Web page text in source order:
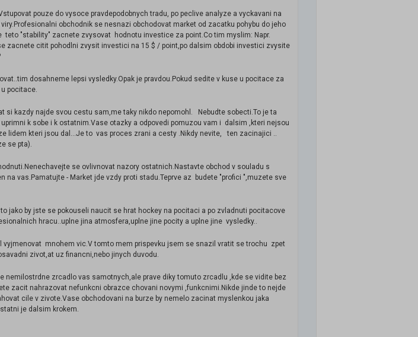
pouze do vysoce pravdepodobnych tradu, po peclive analyze a vyckavani na
obchodnik se nesnazi obchodovat market od zacatku pohybu do jeho
"stability" zacnete zvysovat hodnotu investice za point.Co tim myslim: Napr.
zacnete citit pohodlni zvysit investici na 15 $ / point,po dalsim obdobi investici zvysite
dosahneme lepsi vysledky.Opak je pravdou.Pokud sedite v kuse u pocitace za
pocitace.
si kazdy najde svou cestu sam,me taky nikdo nepomohl. Nebudte sobecti.To je ta
k sobe i k ostatnim.Vase otazky a odpovedi pomuzou vam i dalsim ,kteri nejsou
lidem kteri jsou dal...Je to vas proces zrani a cesty .Nikdy nevite, ten zacinajici ..
se pta).
se ovlivnovat nazory ostatnich.Nastavte obchod v souladu s
vas.Pamatujte - Market jde vzdy proti stadu.Teprve az budete "profici ",muzete sve
by jste se pokouseli naucit se hrat hockey na pocitaci a po zvladnuti pocitacove
hracu..uplne jina atmosfera,uplne jine pocity a uplne jine vysledky..
mnohem vic.V tomto mem prispevku jsem se snazil vratit se trochu zpet
zivot,at uz financni,nebo jinych duvodu.
zrcadlo vas samotnych,ale prave diky tomuto zrcadlu ,kde se vidite bez
zacit nahrazovat nefunkcni obrazce chovani novymi ,funkcnimi.Nikde jinde to nejde
cile v zivote.Vase obchodovani na burze by nemelo zacinat myslenkou jaka
je dalsim krokem.